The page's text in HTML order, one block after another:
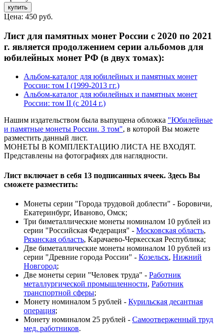
Цена: 450 руб.
Лист для памятных монет России с 2020 по 2021
г. является продолжением серии альбомов для
юбилейных монет РФ (в двух томах):
Альбом-каталог для юбилейных и памятных монет
России: том I (1999-2013 гг.)
Альбом-каталог для юбилейных и памятных монет
России: том II (с 2014 г.)
Нашим издательством была выпущена обложка "Юбилейные
и памятные монеты России. 3 том", в которой Вы можете
разместить данный лист.
МОНЕТЫ В КОМПЛЕКТАЦИЮ ЛИСТА НЕ ВХОДЯТ.
Представлены на фотографиях для наглядности.
Лист включает в себя 13 подписанных ячеек. Здесь Вы
сможете разместить:
Монеты серии "Города трудовой доблести" - Боровичи,
Екатеринбург, Иваново, Омск;
Три биметаллические монеты номиналом 10 рублей из
серии "Российская Федерация" - Московская область,
Рязанская область, Карачаево-Черкесская Республика;
Две биметаллические монеты номиналом 10 рублей из
серии "Древние города России" - Козельск, Нижний
Новгород;
Две монеты серии "Человек труда" - Работник
металлургической промышленности, Работник
транспортной сферы;
Монету номиналом 5 рублей - Курильская десантная
операция;
Монету номиналом 25 рублей - Самоотверженный труд
мед. работников.